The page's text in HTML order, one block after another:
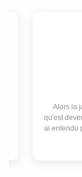
Alors la
qu'est
ai entendu